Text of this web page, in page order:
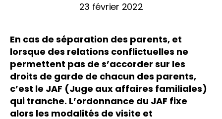
23 février 2022
En cas de séparation des parents, et
lorsque des relations conflictuelles ne
permettent pas de s’accorder sur les
droits de garde de chacun des parents,
c’est le JAF (Juge aux affaires familiales)
qui tranche. L’ordonnance du JAF fixe
alors les modalités de visite et